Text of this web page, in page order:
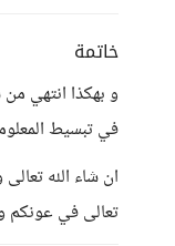
خاتمة
و بهكذا انتهي
في تبسيط
ان شاء الله
تعالى في عونكم